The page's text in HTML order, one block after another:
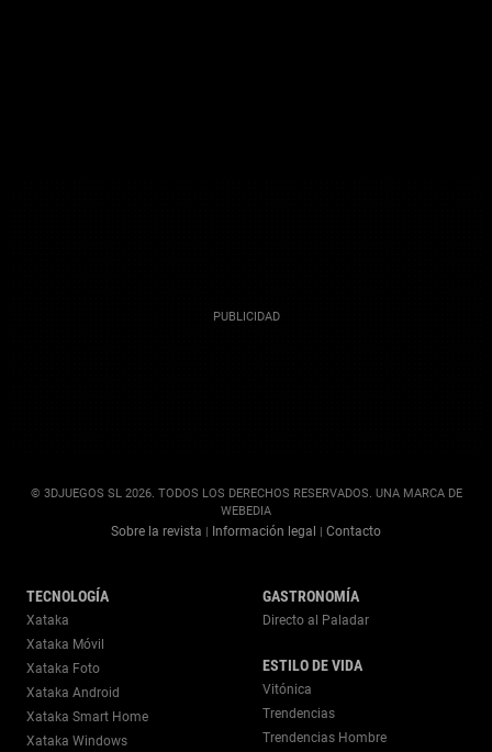
© 3DJUEGOS SL 2026. TODOS LOS DERECHOS RESERVADOS. UNA MARCA DE
WEBEDIA
Sobre la revista | Información legal | Contacto
TECNOLOGÍA
Xataka
Xataka Móvil
Xataka Foto
Xataka Android
Xataka Smart Home
Xataka Windows
GASTRONOMÍA
Directo al Paladar
ESTILO DE VIDA
Vitónica
Trendencias
Trendencias Hombre